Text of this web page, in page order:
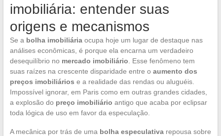
imobiliária: entender suas
origens e mecanismos
Se a bolha imobiliáriaocupa hoje um lugar de destaque nas
análises econômicas, é porque ela encarna um verdadeiro
desequilíbrio no mercado imobiliário . Esse fenômeno tem
suas raízes na crescente disparidade entre o aumento dos
preços imobiliários e a realidade das rendas ou aluguéis.
Impossível ignorar, em Paris como em outras grandes cidades,
a explosão do preço imobiliário antigo que acaba por eclipsar
toda lógica de uso em favor da especulação.
A mecânica por trás de uma bolha especulativarepousa sobre